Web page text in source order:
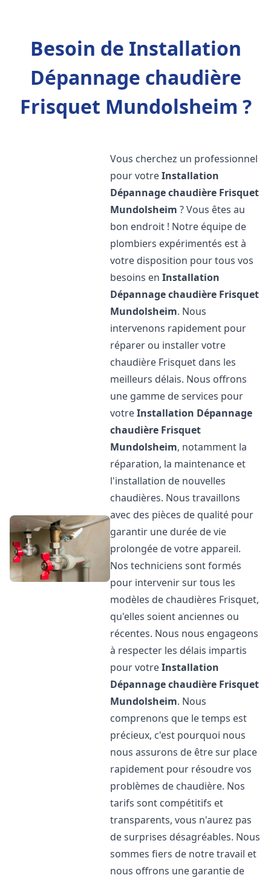
Besoin de Installation
Dépannage chaudière
Frisquet Mundolsheim ?
Vous cherchez un professionnel
pour votreInstallation
Dépannage chaudière Frisquet
Mundolsheim ? Vous êtes au
bon endroit ! Notre équipe de
plombiers expérimentés est à
votre disposition pour tous vos
besoins enInstallation
Dépannage chaudière Frisquet
Mundolsheim. Nous
intervenons rapidement pour
réparer ou installer votre
chaudière Frisquet dans les
meilleurs délais. Nous offrons
une gamme de services pour
votreInstallation Dépannage
chaudière Frisquet
Mundolsheim, notamment la
réparation, la maintenance et
l'installation de nouvelles
chaudières. Nous travaillons
avec des pièces de qualité pour
garantir une durée de vie
prolongée de votre appareil.
Nos techniciens sont formés
pour intervenir sur tous les
modèles de chaudières Frisquet,
qu'elles soient anciennes ou
récentes. Nous nous engageons
à respecter les délais impartis
pour votreInstallation
Dépannage chaudière Frisquet
Mundolsheim. Nous
comprenons que le temps est
précieux, c'est pourquoi nous
nous assurons de être sur place
rapidement pour résoudre vos
problèmes de chaudière. Nos
tarifs sont compétitifs et
transparents, vous n'aurez pas
de surprises désagréables. Nous
sommes fiers de notre travail et
nous offrons une garantie de